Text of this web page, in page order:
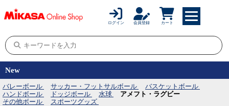
ログイン 会員登録 カート
New
バレーボール サッカー・フットサルボール
バスケットボール
ハンドボール
ドッジボール 水球
アメフト・ラグビー
その他ボール
スポーツグッズ